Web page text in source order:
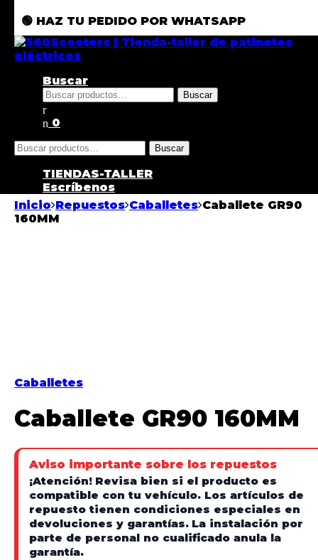
🟢 HAZ TU PEDIDO POR WHATSAPP
Buscar
Buscar
0
Buscar
TIENDAS-TALLER
Escríbenos
Inicio Repuestos Caballetes Caballete GR90
160MM
Caballetes
Caballete GR90 160MM
Aviso importante sobre los repuestos
¡Atención! Revisa bien si el producto es
compatible con tu vehículo. Los artículos de
repuesto tienen condiciones especiales en
devoluciones y garantías. La instalación por
parte de personal no cualificado anula la
garantía.